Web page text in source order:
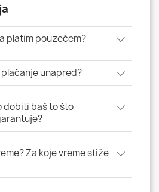
platim pouzećem?
unapred?
dobiti baš to što
Za koje vreme stiže